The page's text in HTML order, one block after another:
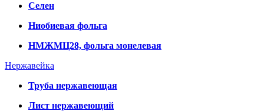
Селен
Ниобиевая фольга
НМЖМЦ28, фольга монелевая
Нержавейка
Труба нержавеющая
Лист нержавеющий